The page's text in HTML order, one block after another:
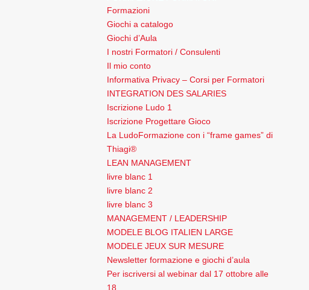
Formazioni
Giochi a catalogo
Giochi d’Aula
I nostri Formatori / Consulenti
Il mio conto
Informativa Privacy – Corsi per Formatori
INTEGRATION DES SALARIES
Iscrizione Ludo 1
Iscrizione Progettare Gioco
La LudoFormazione con i “frame games” di
Thiagi®
LEAN MANAGEMENT
livre blanc 1
livre blanc 2
livre blanc 3
MANAGEMENT / LEADERSHIP
MODELE BLOG ITALIEN LARGE
MODELE JEUX SUR MESURE
Newsletter formazione e giochi d’aula
Per iscriversi al webinar dal 17 ottobre alle
18